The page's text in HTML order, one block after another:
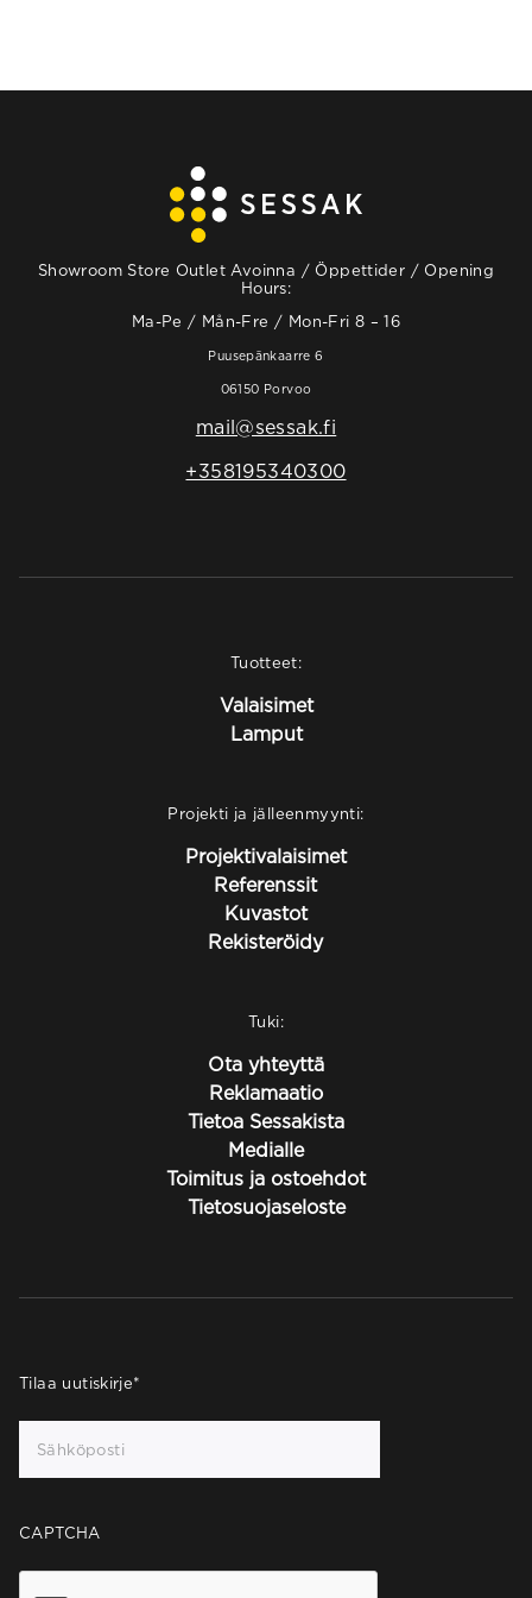
Showroom Store Outlet Avoinna / Öppettider / Opening
Hours:
Ma-Pe / Mån-Fre / Mon-Fri 8 – 16
Puusepänkaarre 6
06150 Porvoo
mail@sessak.fi
+358195340300
Tuotteet:
Valaisimet
Lamput
Projekti ja jälleenmyynti:
Projektivalaisimet
Referenssit
Kuvastot
Rekisteröidy
Tuki:
Ota yhteyttä
Reklamaatio
Tietoa Sessakista
Medialle
Toimitus ja ostoehdot
Tietosuojaseloste
Tilaa uutiskirje*
CAPTCHA